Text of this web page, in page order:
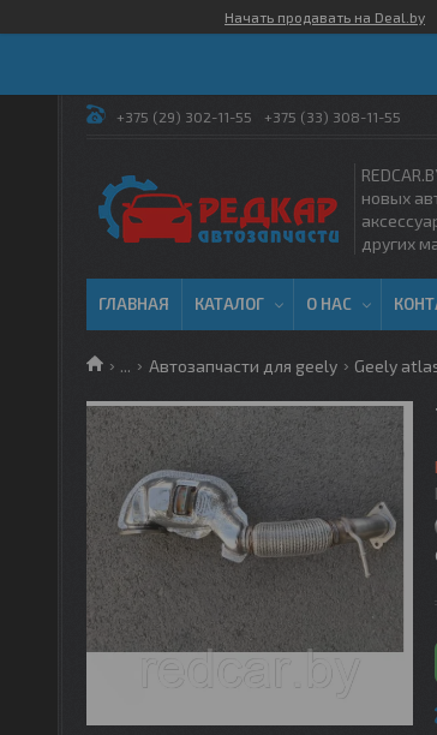
Начать продавать на Deal.by
+375 (29) 302-11-55 +375 (33) 308-11-55
новых
других
ГЛАВНАЯ КАТАЛОГ О НАС
... Автозапчасти для geely Geely